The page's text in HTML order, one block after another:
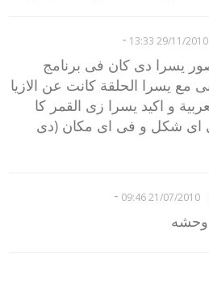
29/11/2010 13:33
-
يسرا دى كان فى برنامج
مع يسرا الحلقة كانت عن الازيا
و اكيد يسرا زى القمر كا
اى شكل و فى اى مكان (دى
21/07/2010 09:46
-